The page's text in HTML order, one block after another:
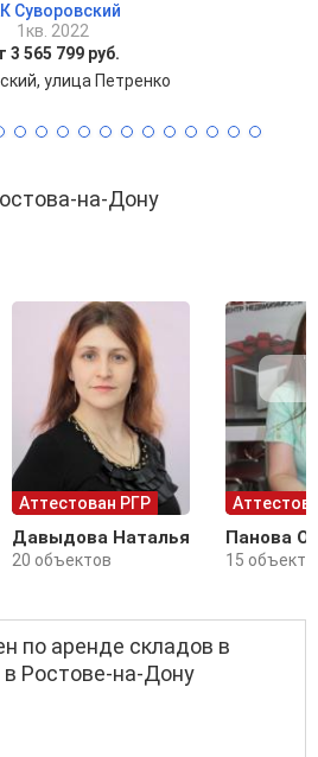
Суворовский
1кв. 2022
3 565 799 руб.
улица Петренко
на-Дону
Аттестован РГР
Давыдова Наталья
20 объектов
Панова
15
по аренде складов в
Ростове-на-Дону